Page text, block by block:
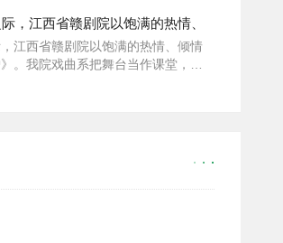
，江西省赣剧院以饱满的热情、
江西省赣剧院以饱满的热情、倾情
。我院戏曲系把舞台当作课堂，把